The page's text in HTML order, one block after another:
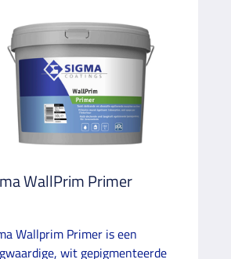
WallPrim Primer
Wallprim Primer is een
wit gepigmenteerde